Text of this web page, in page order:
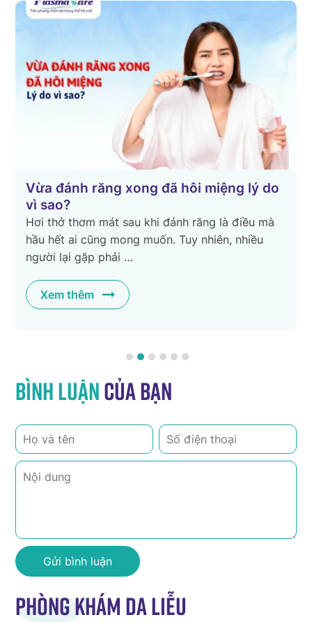
Vừa đánh răng xong đã hôi miệng lý do
vì sao?
Hơi thở thơm mát sau khi đánh răng là điều mà
hầu hết ai cũng mong muốn. Tuy nhiên, nhiều
người lại gặp phải …
Xem thêm
Bình luậncủa bạn
Phòng khám da liễu